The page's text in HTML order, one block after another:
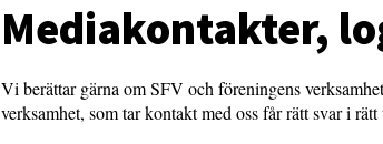
Mediakontakter,
Vi berättar gärna om SFV och föreningens
verksamhet, som tar kontakt med oss får rätt svar i rätt